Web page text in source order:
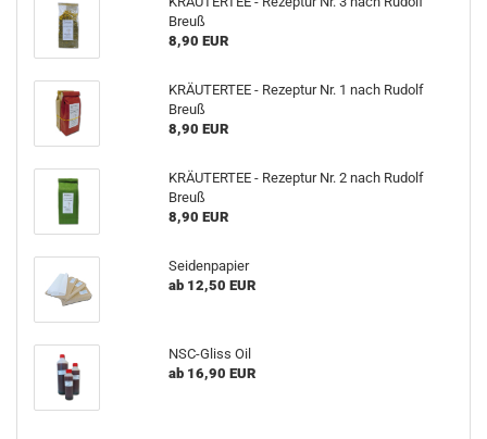
Breuß
8,90 EUR
KRÄUTERTEE - Rezeptur Nr. 1 nach Rudolf
Breuß
8,90 EUR
KRÄUTERTEE - Rezeptur Nr. 2 nach Rudolf
Breuß
8,90 EUR
Seidenpapier
ab 12,50 EUR
NSC-Gliss Oil
ab 16,90 EUR